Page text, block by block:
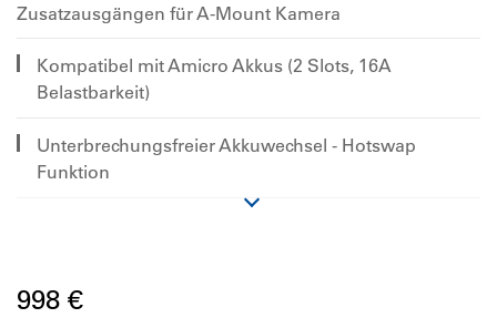
Zusatzausgängen für A-Mount Kamera
Kompatibel mit Amicro Akkus (2 Slots, 16A
Belastbarkeit)
Unterbrechungsfreier Akkuwechsel - Hotswap
Funktion
998 €